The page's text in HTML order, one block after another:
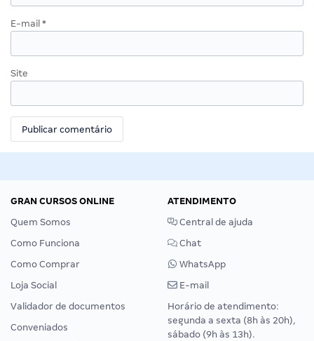
E-mail *
Site
GRAN CURSOS ONLINE
Quem Somos
Como Funciona
Como Comprar
Loja Social
Validador de documentos
Conveniados
ATENDIMENTO
Central de ajuda
Chat
WhatsApp
E-mail
Horário de atendimento:
segunda a sexta (8h às 20h),
sábado (9h às 13h).